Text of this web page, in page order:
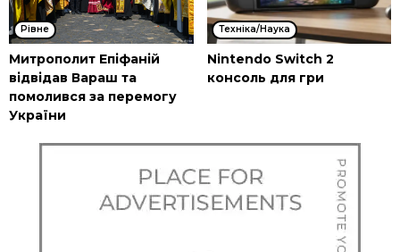
Рівне
Митрополит Епіфаній
відвідав Вараш та
помолився за перемогу
України
Техніка/Наука
Nintendo Switch 2
консоль для гри